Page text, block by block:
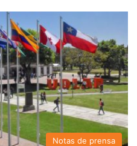
Notas de prensa